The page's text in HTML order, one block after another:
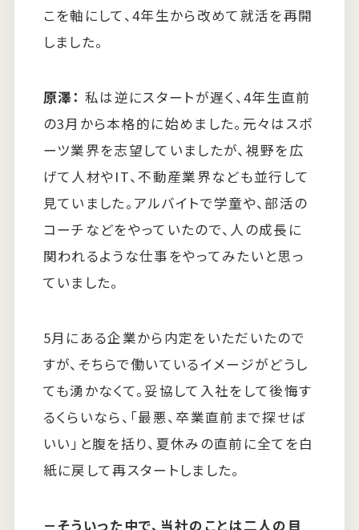
こを軸にして、4年生から改めて就活を再開
しました。
原澤： 私は逆にスタートが遅く、4年生直前
の3月から本格的に始めました。元々はスポ
ーツ業界を志望していましたが、視野を広
げて人材やIT、不動産業界なども並行して
見ていました。アルバイトで学童や、部活の
コーチなどをやっていたので、人の成長に
関われるような仕事をやってみたいと思っ
ていました。
5月にある企業から内定をいただいたので
すが、そちらで働いているイメージがどうし
ても湧かなくて。妥協して入社をして後悔す
るくらいなら、「最悪、卒業直前まで探せば
いい」と腹を括り、夏休みの直前に全てを白
紙に戻して再スタートしました。
－そういった中で、当社のことは二人の目